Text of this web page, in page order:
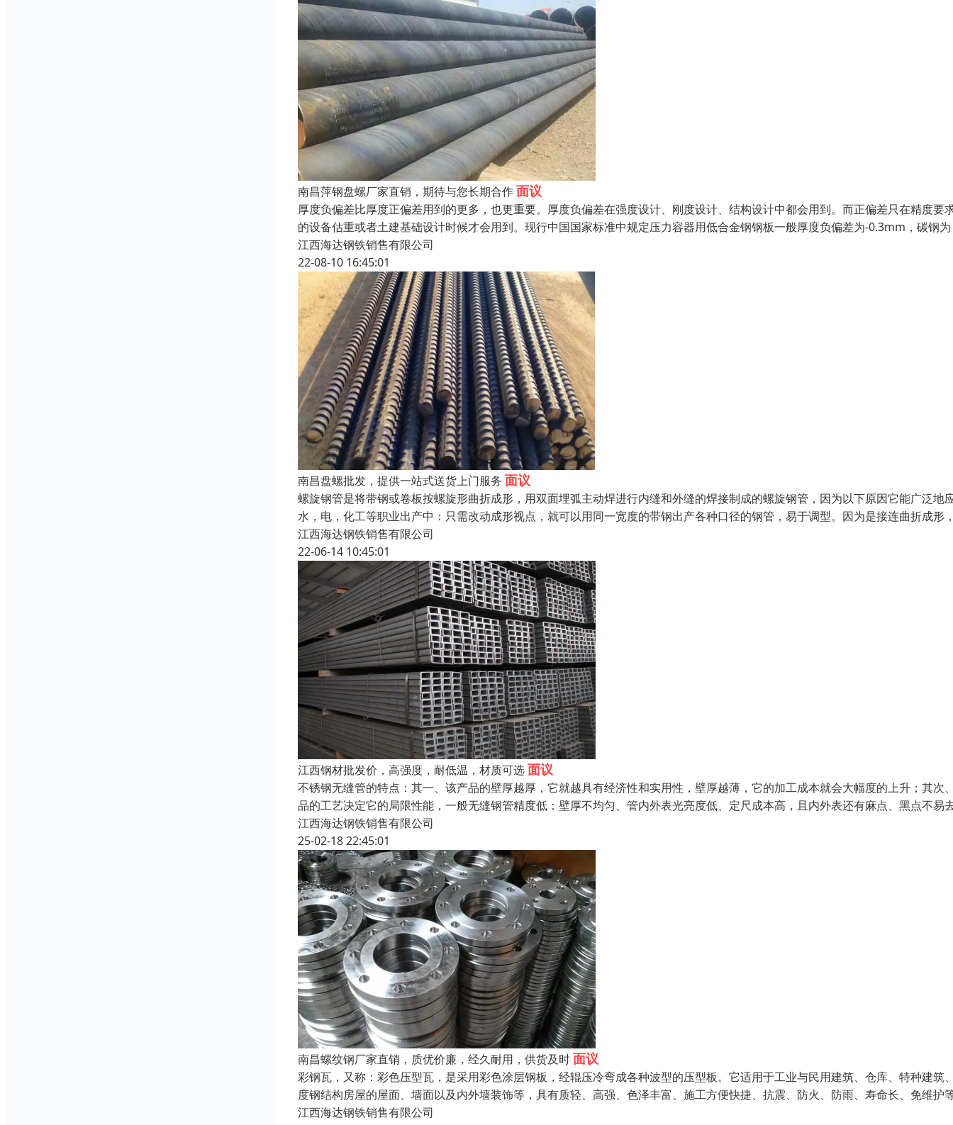
南昌萍钢盘螺厂家直销，期待与您长期合作面议
厚度负偏差比厚度正偏差用到的更多，也更重要。厚度负偏差在强度设计、刚度设计、结构设计中都会用到。而正偏差只在精度要
的设备估重或者土建基础设计时候才会用到。现行中国国家标准中规定压力容器用低合金钢钢板一般厚度负偏差为-0.3mm，碳钢为
江西海达钢铁销售有限公司
22-08-10 16:45:01
南昌盘螺批发，提供一站式送货上门服务 面议
螺旋钢管是将带钢或卷板按螺旋形曲折成形，用双面埋弧主动焊进行内缝和外缝的焊接制成的螺旋钢管，因为以下原因它能广泛地
水，电，化工等职业出产中：只需改动成形视点，就可以用同一宽度的带钢出产各种口径的钢管，易于调型。因为是接连曲折成形
江西海达钢铁销售有限公司
22-06-14 10:45:01
江西钢材批发价，高强度，耐低温，材质可选面议
不锈钢无缝管的特点：其一、该产品的壁厚越厚，它就越具有经济性和实用性，壁厚越薄，它的加工成本就会大幅度的上升；其次
品的工艺决定它的局限性能，一般无缝钢管精度低：壁厚不均匀、管内外表光亮度低、定尺成本高，且内外表还有麻点、黑点不易
江西海达钢铁销售有限公司
25-02-18 22:45:01
南昌螺纹钢厂家直销，质优价廉，经久耐用，供货及时面议
彩钢瓦，又称：彩色压型瓦，是采用彩色涂层钢板，经辊压冷弯成各种波型的压型板。它适用于工业与民用建筑、仓库、特种建筑
度钢结构房屋的屋面、墙面以及内外墙装饰等，具有质轻、高强、色泽丰富、施工方便快捷、抗震、防火、防雨、寿命长、免维护
江西海达钢铁销售有限公司